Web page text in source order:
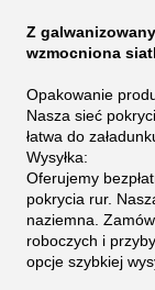
Z
wzmocniona
Opakowanie
Nasza sieć
łatwa do
Wysyłka:
Oferujemy
pokrycia rur.
naziemna.
roboczych i
opcje szybkiej